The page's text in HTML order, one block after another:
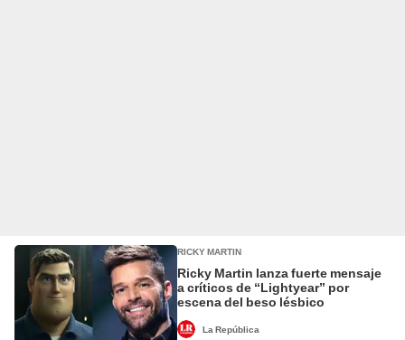
RICKY MARTIN
Ricky Martin lanza fuerte mensaje
a críticos de “Lightyear” por
escena del beso lésbico
La República